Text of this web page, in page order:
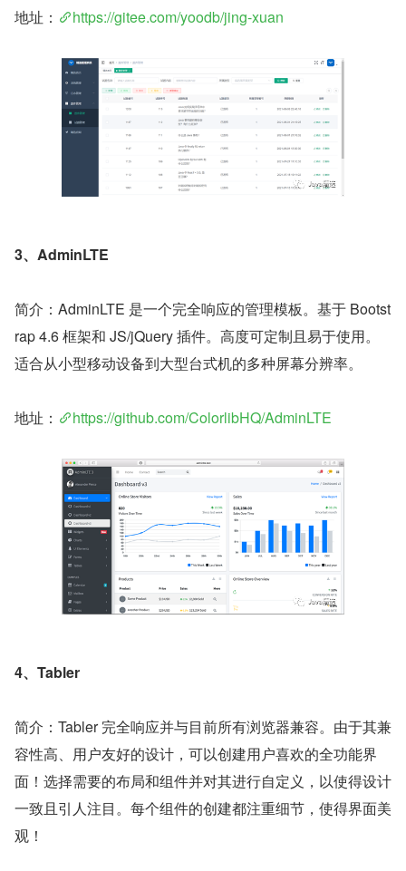
地址： https://gitee.com/yoodb/jing-xuan
3、AdminLTE
简介：AdminLTE 是一个完全响应的管理模板。基于 Bootst
rap 4.6 框架和 JS/jQuery 插件。高度可定制且易于使用。
适合从小型移动设备到大型台式机的多种屏幕分辨率。
地址： https://github.com/ColorlibHQ/AdminLTE
4、Tabler
简介：Tabler 完全响应并与目前所有浏览器兼容。由于其兼
容性高、用户友好的设计，可以创建用户喜欢的全功能界
面！选择需要的布局和组件并对其进行自定义，以使得设计
一致且引人注目。每个组件的创建都注重细节，使得界面美
观！